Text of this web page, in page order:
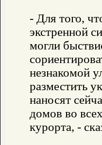
- Для того,
экстренной
могли
незнакомой
разместить
наносят
домов во
курорта, -